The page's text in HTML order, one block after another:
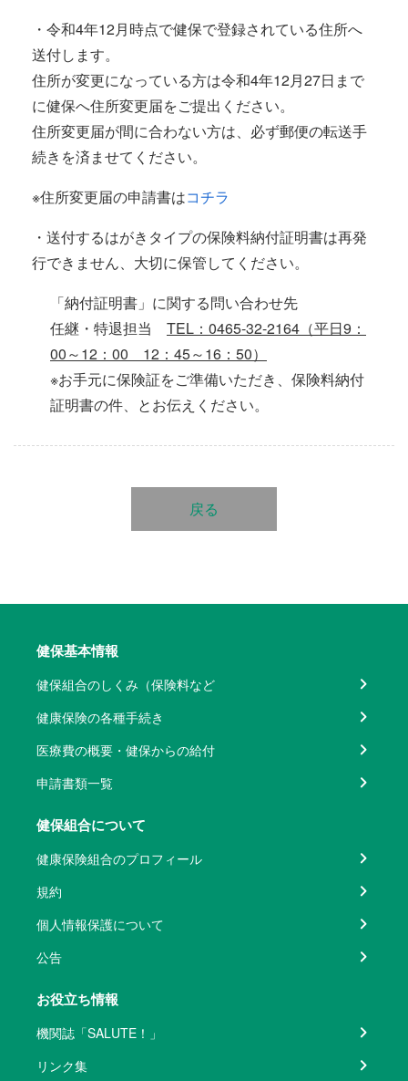
・令和4年12月時点で健保で登録されている住所へ
送付します。
住所が変更になっている方は令和4年12月27日まで
に健保へ住所変更届をご提出ください。
住所変更届が間に合わない方は、必ず郵便の転送手
続きを済ませてください。
※住所変更届の申請書はコチラ
・送付するはがきタイプの保険料納付証明書は再発
行できません、大切に保管してください。
「納付証明書」に関する問い合わせ先
任継・特退担当 TEL：0465-32-2164（平日9：
00～12：00 12：45～16：50）
※お手元に保険証をご準備いただき、保険料納付
証明書の件、とお伝えください。
戻る
健保基本情報
健保組合のしくみ（保険料など
健康保険の各種手続き
医療費の概要・健保からの給付
申請書類一覧
健保組合について
健康保険組合のプロフィール
規約
個人情報保護について
公告
お役立ち情報
機関誌「SALUTE！」
リンク集